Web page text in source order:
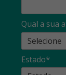
Qual a sua
Estado*